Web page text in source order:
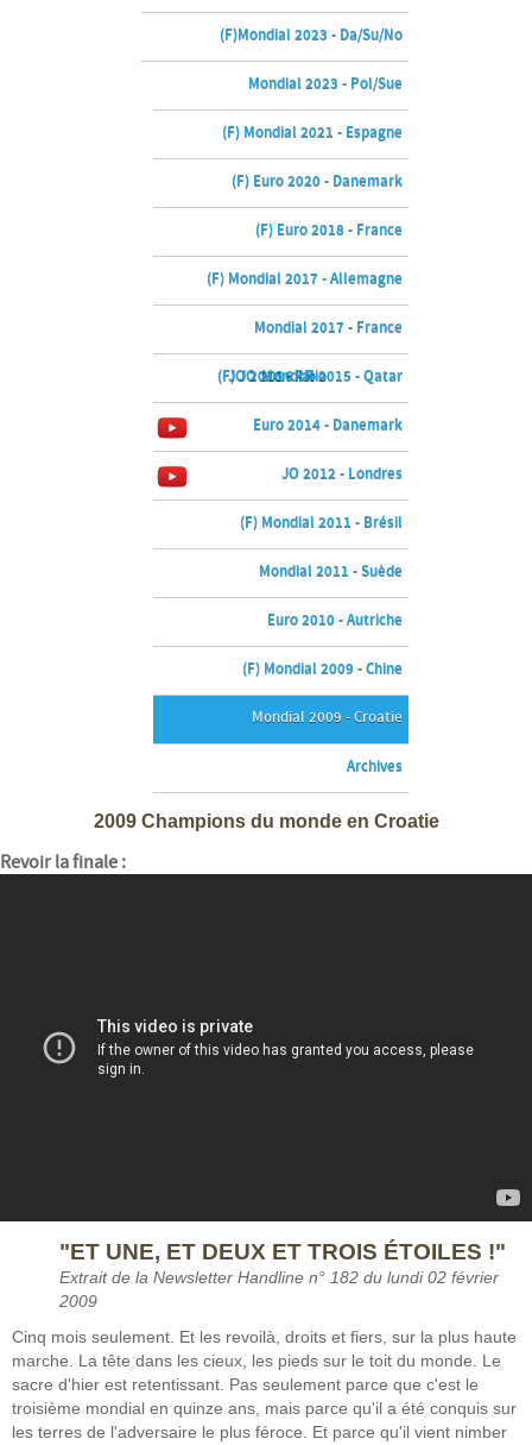
(F)Mondial 2023 - Da/Su/No
Mondial 2023 - Pol/Sue
(F) Mondial 2021 - Espagne
(F) Euro 2020 - Danemark
(F) Euro 2018 - France
(F) Mondial 2017 - Allemagne
Mondial 2017 - France
JO 2016 - Rio
(F) JO 2016 - Rio
Mondial 2015 - Qatar
Euro 2014 - Danemark
JO 2012 - Londres
(F) Mondial 2011 - Brésil
Mondial 2011 - Suède
Euro 2010 - Autriche
(F) Mondial 2009 - Chine
Mondial 2009 - Croatie
Archives
2009 Champions du monde en Croatie
Revoir la finale :
"ET UNE, ET DEUX ET TROIS ÉTOILES !"
Extrait de la Newsletter Handline n° 182 du lundi 02 février
2009
Cinq mois seulement. Et les revoilà, droits et fiers, sur la plus haute
marche. La tête dans les cieux, les pieds sur le toit du monde. Le
sacre d'hier est retentissant. Pas seulement parce que c'est le
troisième mondial en quinze ans, mais parce qu'il a été conquis sur
les terres de l'adversaire le plus féroce. Et parce qu'il vient nimber